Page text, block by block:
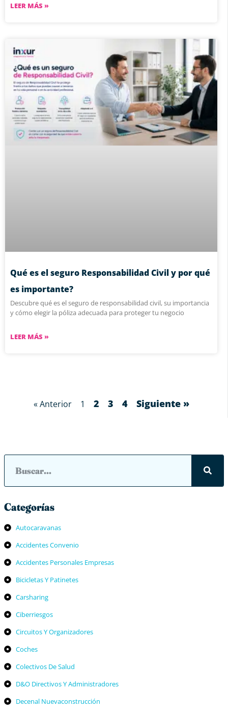
LEER MÁS »
Qué es el seguro Responsabilidad Civil y por qué
es importante?
Descubre qué es el seguro de responsabilidad civil, su importancia
y cómo elegir la póliza adecuada para proteger tu negocio
LEER MÁS »
« Anterior 1 2 3 4 Siguiente »
Categorías
Autocaravanas
Accidentes Convenio
Accidentes Personales Empresas
Bicicletas Y Patinetes
Carsharing
Ciberriesgos
Circuitos Y Organizadores
Coches
Colectivos De Salud
D&O Directivos Y Administradores
Decenal Nuevaconstrucción